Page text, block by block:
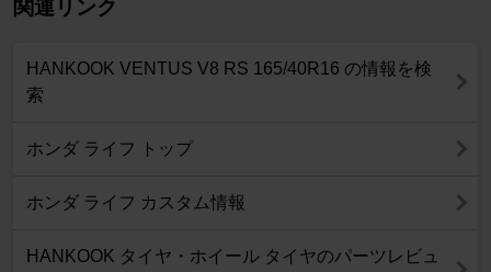
関連リンク
HANKOOK VENTUS V8 RS 165/40R16 の情報を検
索
ホンダ ライフ トップ
ホンダ ライフ カスタム情報
HANKOOK タイヤ・ホイール タイヤのパーツレビュ